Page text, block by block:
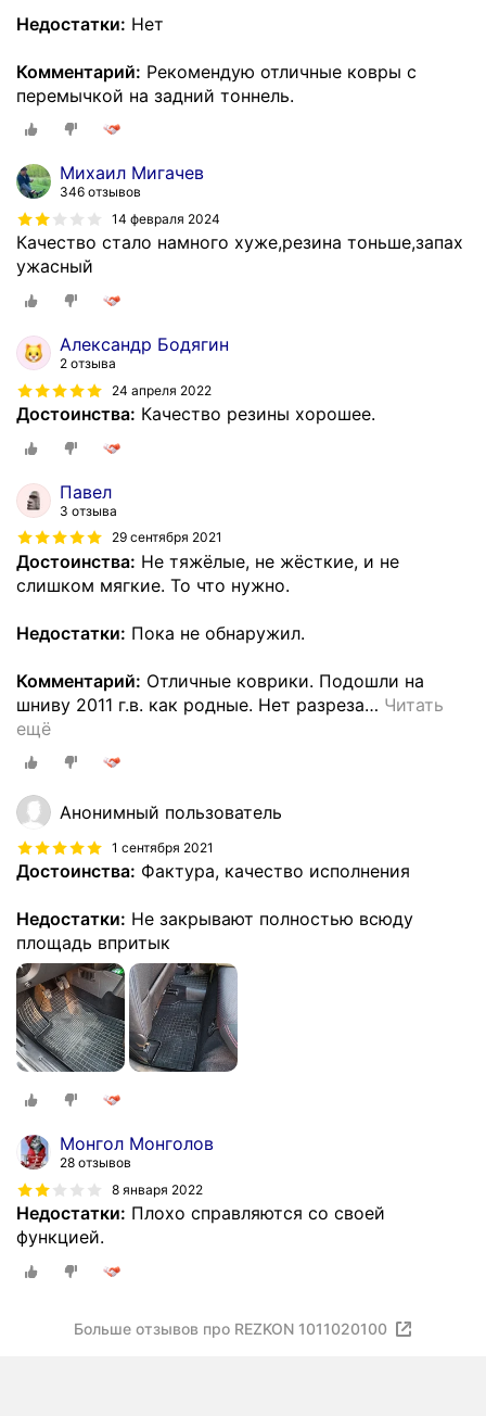
Недостатки: Нет
Комментарий: Рекомендую отличные ковры с
перемычкой на задний тоннель.
Михаил Мигачев
346 отзывов
14 февраля 2024
Качество стало намного хуже,резина тоньше,запах
ужасный
Александр Бодягин
2 отзыва
24 апреля 2022
Достоинства: Качество резины хорошее.
Павел
3 отзыва
29 сентября 2021
Достоинства: Не тяжёлые, не жёсткие, и не
слишком мягкие. То что нужно.
Недостатки: Пока не обнаружил.
Комментарий: Отличные коврики. Подошли на
шниву 2011 г.в. как родные. Нет разреза… Читать
ещё
Анонимный пользователь
1 сентября 2021
Достоинства: Фактура, качество исполнения
Недостатки: Не закрывают полностью всюду
площадь впритык
Монгол Монголов
28 отзывов
8 января 2022
Недостатки: Плохо справляются со своей
функцией.
Больше отзывов про REZKON 1011020100